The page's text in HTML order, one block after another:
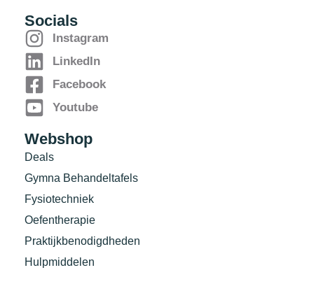
Socials
Instagram
LinkedIn
Facebook
Youtube
Webshop
Deals
Gymna Behandeltafels
Fysiotechniek
Oefentherapie
Praktijkbenodigdheden
Hulpmiddelen